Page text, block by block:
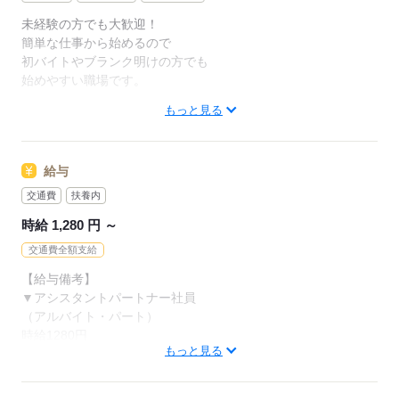
最初は品出しやパック詰めなど
お肉に触れない業務しか
任せてもらえなかったところから
お肉のカットを任せてもらえたり。
安くて取り扱いやすいお肉しか
業務の習得に応じて
ずっと同じことをしていると飽きる方にも
おすすめの仕事です。
取り扱う商品を覚えていきます。
指示に従ってできる簡単な仕事なので
未経験でも始めやすいのが特徴です。
売り場に出ている際も品出しなど
未経験の方でも大歓迎！
簡単な仕事から始めるので
初バイトやブランク明けの方でも
始めやすい職場です。
【こんな人が活躍中】
・定年退職後の方
※以下の条件あり
・オーケーと他社の勤務時間の
合計が週40時間以下の場合
もっと見る
給与
交通費 扶養内
時給 1,280 円 ～
交通費全額支給
【給与備考】
▼アシスタントパートナー社員
（アルバイト・パート）
もっと見る